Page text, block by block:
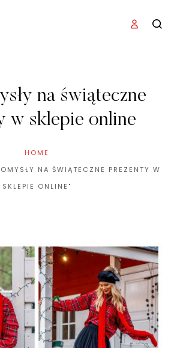
na świąteczne
w sklepie online
HOME
NA ŚWIĄTECZNE PREZENTY W
SKLEPIE ONLINE"